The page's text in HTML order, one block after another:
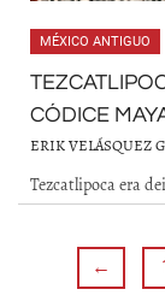
MÉXICO ANTIGUO
CÓDICE
ERIK VELÁSQUEZ
Tezcatlipoca era
←